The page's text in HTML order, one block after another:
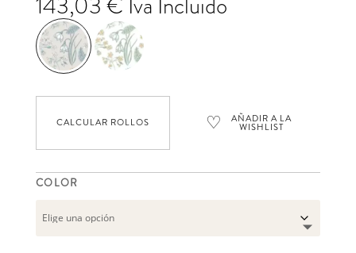
CALCULAR ROLLOS ♡ AÑADIR A LA
WISHLIST
COLOR